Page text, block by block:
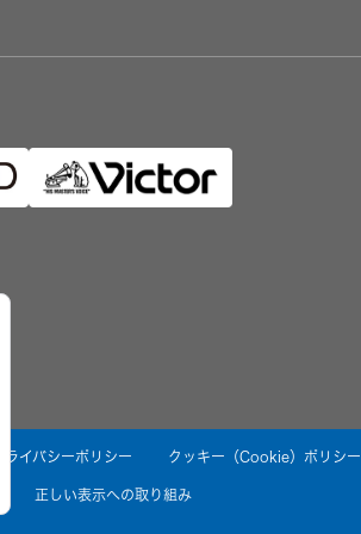
ライバシーポリシー クッキー（Cookie）ポリシー
正しい表示への取り組み